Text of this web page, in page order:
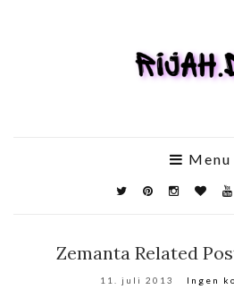
Menu
Zemanta Related
11. juli 2013 Ingen